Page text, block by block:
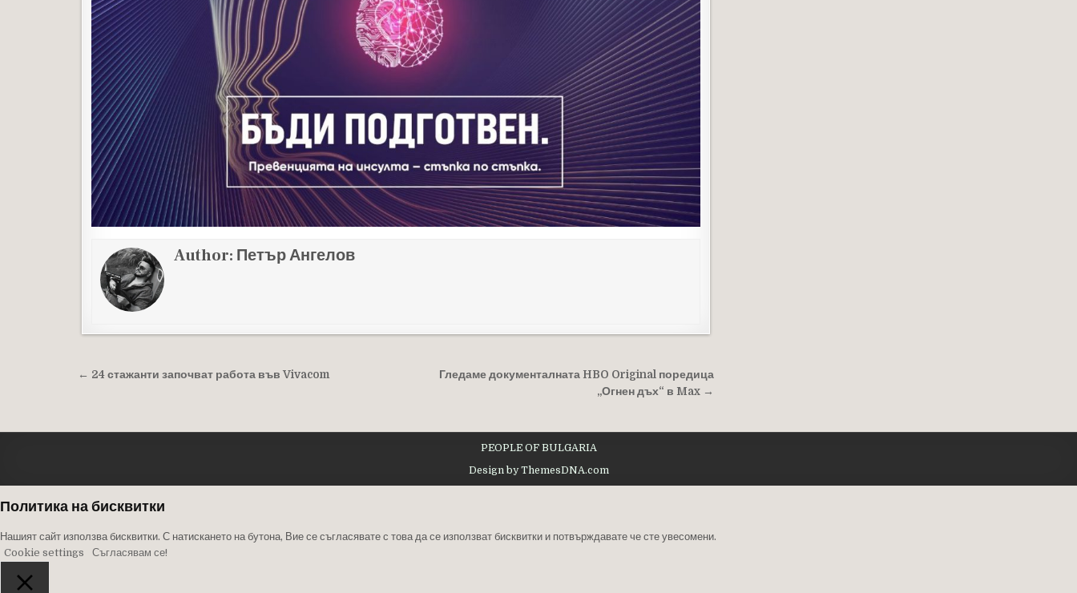
Author: Петър Ангелов
Навигация
Гледаме документалната HBO Original поредица
„Огнен дъх“ в Max →
← 24 стажанти започват работа във Vivacom
PEOPLE OF BULGARIA
Design by ThemesDNA.com
Политика на бисквитки
Нашият сайт използва бисквитки. С натискането на бутона, Вие се съгласявате с това да се използват бисквитки и потвърждавате че сте увесомени.
Cookie settings
Съгласявам се!